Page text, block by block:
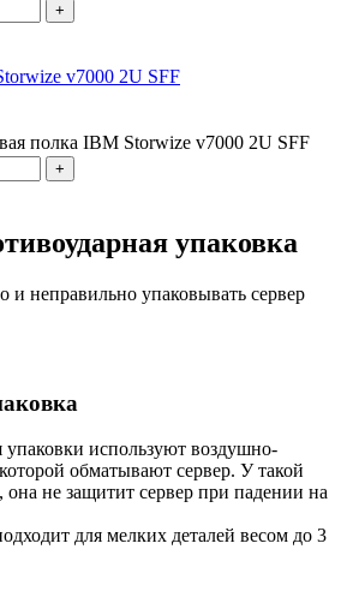
+
v7000 2U SFF
полка IBM Storwize v7000 2U SFF
+
упаковка
и неправильно упаковывать сервер
используют воздушно-
обматывают сервер. У такой
она не защитит сервер при падении на
для мелких деталей весом до 3